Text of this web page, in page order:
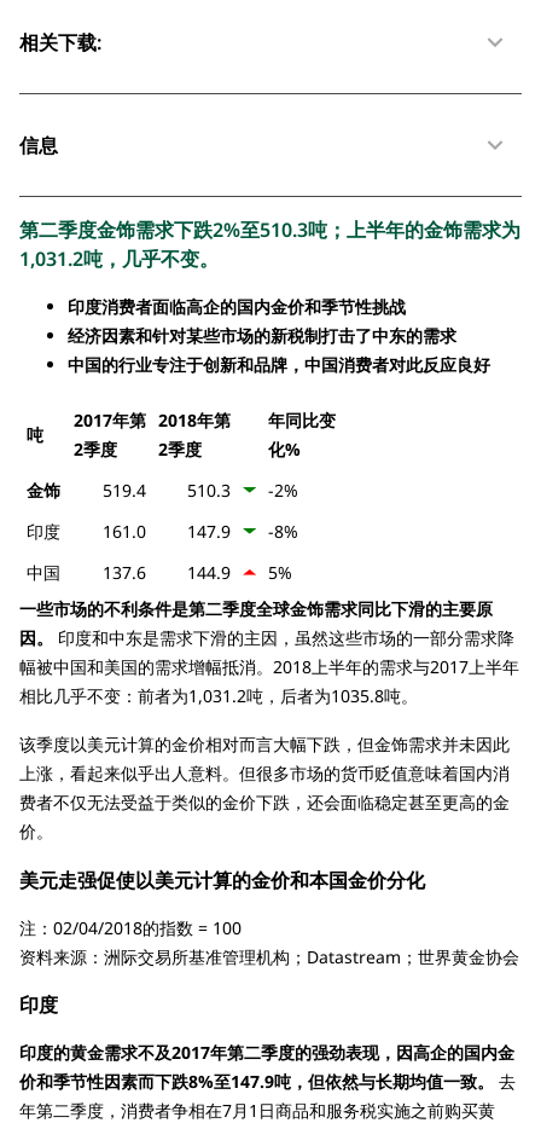
相关下载:
信息
第二季度金饰需求下跌2%至510.3吨；上半年的金饰需求为
1,031.2吨，几乎不变。
印度消费者面临高企的国内金价和季节性挑战
经济因素和针对某些市场的新税制打击了中东的需求
中国的行业专注于创新和品牌，中国消费者对此反应良好
吨
2017年第
2季度
2018年第
2季度
年同比变
化%
金饰
519.4 510.3
-2%
印度
161.0 147.9
-8%
中国
137.6 144.9
5%
一些市场的不利条件是第二季度全球金饰需求同比下滑的主要原
因。 印度和中东是需求下滑的主因，虽然这些市场的一部分需求降
幅被中国和美国的需求增幅抵消。2018上半年的需求与2017上半年
相比几乎不变：前者为1,031.2吨，后者为1035.8吨。
该季度以美元计算的金价相对而言大幅下跌，但金饰需求并未因此
上涨，看起来似乎出人意料。但很多市场的货币贬值意味着国内消
费者不仅无法受益于类似的金价下跌，还会面临稳定甚至更高的金
价。
美元走强促使以美元计算的金价和本国金价分化
注：02/04/2018的指数 = 100
资料来源：洲际交易所基准管理机构；Datastream；世界黄金协会
印度
印度的黄金需求不及2017年第二季度的强劲表现，因高企的国内金
价和季节性因素而下跌8%至147.9吨，但依然与长期均值一致。 去
年第二季度，消费者争相在7月1日商品和服务税实施之前购买黄